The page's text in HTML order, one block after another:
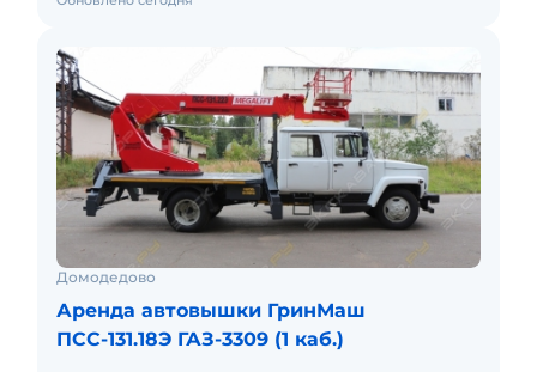
Домодедово
Аренда автовышки ГринМаш
ПСС-131.18Э ГАЗ-3309 (1 каб.)